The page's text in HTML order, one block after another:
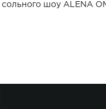
сольного шоу ALENA